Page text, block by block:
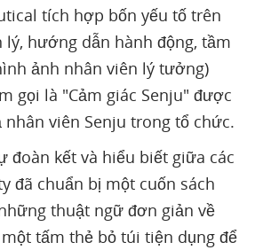
tích hợp bốn yếu tố trên
lý, hướng dẫn hành động, tầm
ảnh nhân viên lý tưởng)
gọi là "Cảm giác Senju" được
viên Senju trong tổ chức.
đoàn kết và hiểu biết giữa các
đã chuẩn bị một cuốn sách
thuật ngữ đơn giản về
một tấm thẻ bỏ túi tiện dụng để